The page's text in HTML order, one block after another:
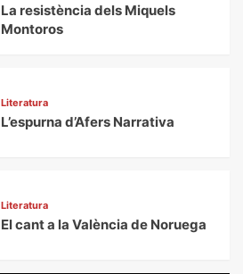
La resistència dels Miquels
Montoros
Literatura
L’espurna d’Afers Narrativa
Literatura
El cant a la València de Noruega